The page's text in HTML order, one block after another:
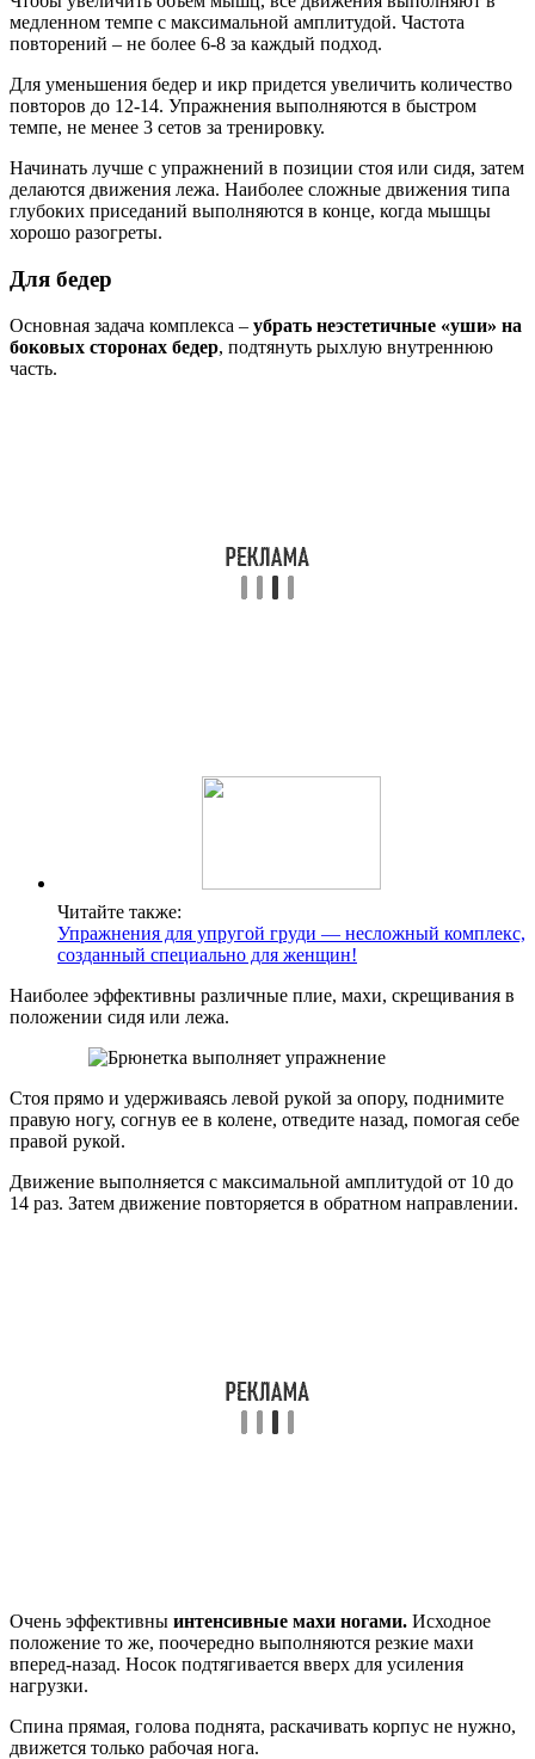
медленном темпе с максимальной амплитудой. Частота
повторений – не более 6-8 за каждый подход.
Для уменьшения бедер и икр придется увеличить количество
повторов до 12-14. Упражнения выполняются в быстром
темпе, не менее 3 сетов за тренировку.
Начинать лучше с упражнений в позиции стоя или сидя, затем
делаются движения лежа. Наиболее сложные движения типа
глубоких приседаний выполняются в конце, когда мышцы
хорошо разогреты.
Для бедер
Основная задача комплекса – убрать неэстетичные «уши» на
боковых сторонах бедер, подтянуть рыхлую внутреннюю
часть.
Читайте также:
Упражнения для упругой груди — несложный комплекс,
созданный специально для женщин!
Наиболее эффективны различные плие, махи, скрещивания в
положении сидя или лежа.
Стоя прямо и удерживаясь левой рукой за опору, поднимите
правую ногу, согнув ее в колене, отведите назад, помогая себе
правой рукой.
Движение выполняется с максимальной амплитудой от 10 до
14 раз. Затем движение повторяется в обратном направлении.
Очень эффективны интенсивные махи ногами. Исходное
положение то же, поочередно выполняются резкие махи
вперед-назад. Носок подтягивается вверх для усиления
нагрузки.
Спина прямая, голова поднята, раскачивать корпус не нужно,
движется только рабочая нога.